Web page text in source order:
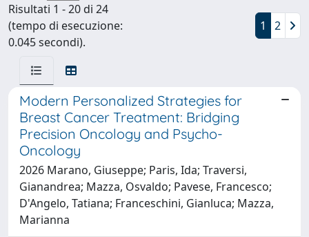
Risultati 1 - 20 di 24
(tempo di esecuzione:
0.045 secondi).
1 2
Modern Personalized Strategies for
Breast Cancer Treatment: Bridging
Precision Oncology and Psycho-
Oncology
2026 Marano, Giuseppe; Paris, Ida; Traversi,
Gianandrea; Mazza, Osvaldo; Pavese, Francesco;
D'Angelo, Tatiana; Franceschini, Gianluca; Mazza,
Marianna